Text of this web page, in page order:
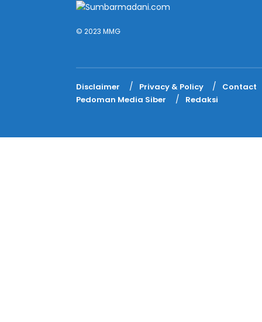
© 2023 MMG
Disclaimer Privacy & Policy
Contact
Pedoman Media Siber
Redaksi